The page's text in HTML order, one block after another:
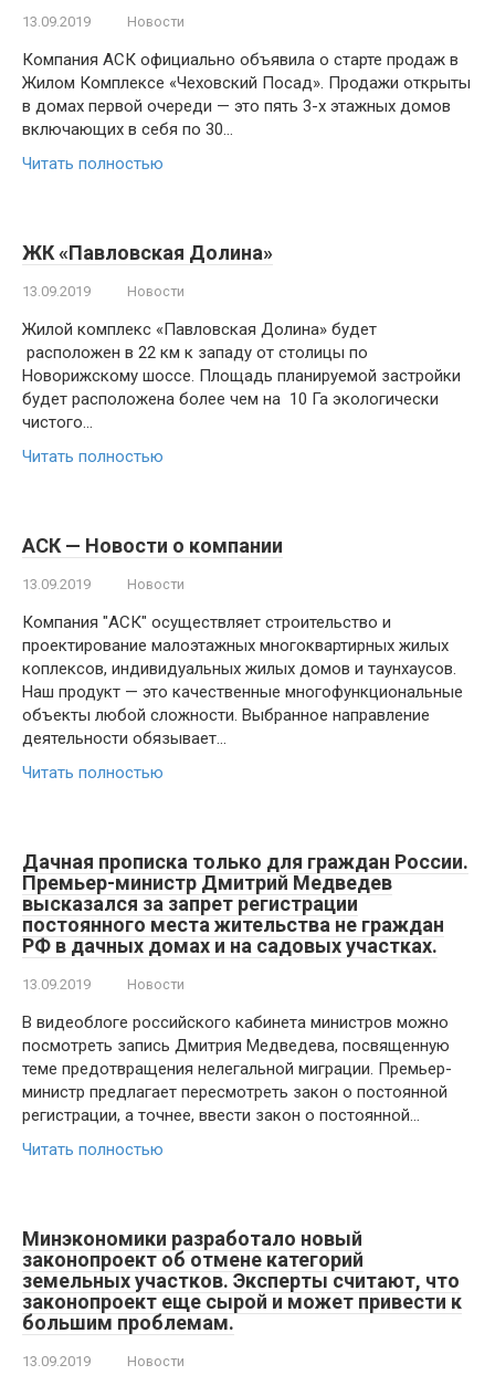
13.09.2019 Новости
Компания АСК официально объявила о старте продаж в
Жилом Комплексе «Чеховский Посад». Продажи открыты
в домах первой очереди — это пять 3-х этажных домов
включающих в себя по 30…
Читать полностью
ЖК «Павловская Долина»
13.09.2019 Новости
Жилой комплекс «Павловская Долина» будет
расположен в 22 км к западу от столицы по
Новорижскому шоссе. Площадь планируемой застройки
будет расположена более чем на 10 Га экологически
чистого…
Читать полностью
АСК — Новости о компании
13.09.2019 Новости
Компания "АСК" осуществляет строительство и
проектирование малоэтажных многоквартирных жилых
коплексов, индивидуальных жилых домов и таунхаусов.
Наш продукт — это качественные многофункциональные
объекты любой сложности. Выбранное направление
деятельности обязывает…
Читать полностью
Дачная прописка только для граждан России.
Премьер-министр Дмитрий Медведев
высказался за запрет регистрации
постоянного места жительства не граждан
РФ в дачных домах и на садовых участках.
13.09.2019 Новости
В видеоблоге российского кабинета министров можно
посмотреть запись Дмитрия Медведева, посвященную
теме предотвращения нелегальной миграции. Премьер-
министр предлагает пересмотреть закон о постоянной
регистрации, а точнее, ввести закон о постоянной…
Читать полностью
Минэкономики разработало новый
законопроект об отмене категорий
земельных участков. Эксперты считают, что
законопроект еще сырой и может привести к
большим проблемам.
13.09.2019 Новости